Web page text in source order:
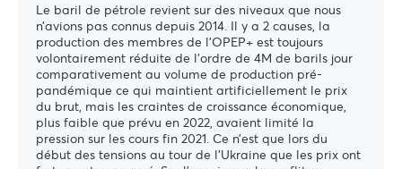
Le baril de pétrole revient sur des niveaux que nous
n’avions pas connus depuis 2014. Il y a 2 causes, la
production des membres de l’OPEP+ est toujours
volontairement réduite de l’ordre de 4M de barils jour
comparativement au volume de production pré-
pandémique ce qui maintient artificiellement le prix
du brut, mais les craintes de croissance économique,
plus faible que prévu en 2022, avaient limité la
pression sur les cours fin 2021. Ce n’est que lors du
début des tensions au tour de l’Ukraine que les prix ont